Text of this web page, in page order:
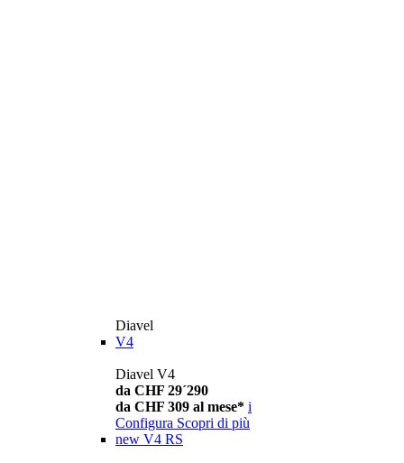
Diavel
V4
Diavel V4
da CHF 29´290
da CHF 309 al mese* i
Configura Scopri di più
new V4 RS